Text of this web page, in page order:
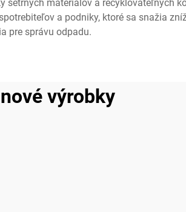
materiálov a recyklovateľných
a podniky, ktoré sa snažia
pre správu odpadu.
výrobky